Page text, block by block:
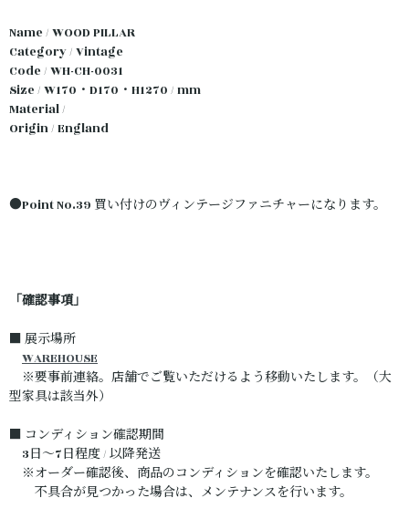
Name / WOOD PILLAR
Category / Vintage
Code / WH-CH-0031
Size / W170・D170・H1270 / mm
Material /
Origin / England
●Point No.39 買い付けのヴィンテージファニチャーになります。
「確認事項」
■ 展示場所
WAREHOUSE
※要事前連絡。店舗でご覧いただけるよう移動いたします。（大
型家具は該当外）
■ コンディション確認期間
3日～7日程度 / 以降発送
※オーダー確認後、商品のコンディションを確認いたします。
不具合が見つかった場合は、メンテナンスを行います。